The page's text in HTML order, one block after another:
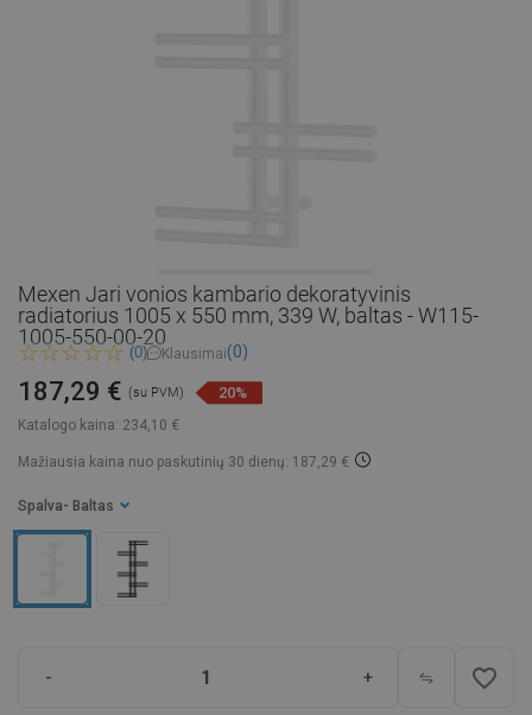
Mexen Jari vonios kambario dekoratyvinis
radiatorius 1005 x 550 mm, 339 W, baltas - W115-
1005-550-00-20
(0) Klausimai(0)
Katalogo kaina: 234,10 €
187,29 € (su PVM) 20%
Mažiausia kaina nuo paskutinių 30 dienų: 187,29 €
Spalva - Baltas
- + favorite_border